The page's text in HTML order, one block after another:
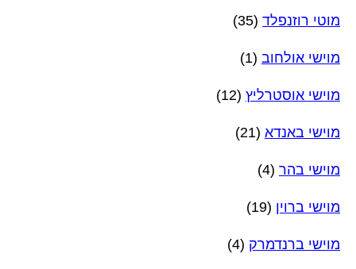
מוטי רוזנפלד (35)
מוישי אולחוב (1)
מוישי אוסטרליץ (12)
מוישי באנדא (21)
מוישי בהר (4)
מוישי ברוין (19)
מוישי ברנדמרק (4)